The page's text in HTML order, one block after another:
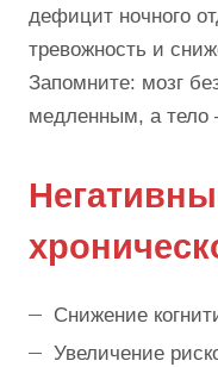
дефицит ночного
тревожность и
Запомните: мозг
медленным, а
Снижение
Увеличение